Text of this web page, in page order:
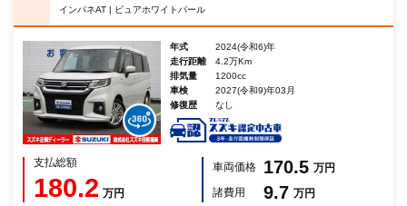
インパネAT | ピュアホワイトパール
年式
2024(令和6)年
走行距離
4.2万Km
排気量
1200cc
車検
2027(令和9)年03月
修復歴
なし
支払総額
180.2 万円
車両価格 170.5 万円
諸費用
9.7 万円